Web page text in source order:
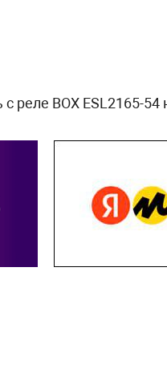
BOX ESL2165-54